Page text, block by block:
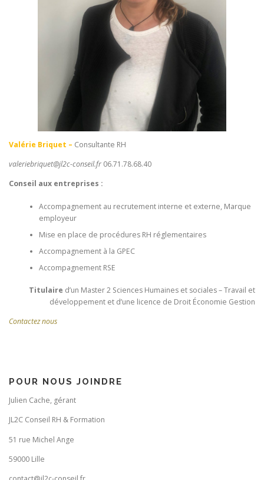
Valérie Briquet – Consultante RH
valeriebriquet@jl2c-conseil.fr 06.71.78.68.40
Conseil aux entreprises :
Accompagnement au recrutement interne et externe, Marque
employeur
Mise en place de procédures RH réglementaires
Accompagnement à la GPEC
Accompagnement RSE
Titulaire d’un Master 2 Sciences Humaines et sociales – Travail et
développement et d’une licence de Droit Économie Gestion
Contactez nous
POUR NOUS JOINDRE
Julien Cache, gérant
JL2C Conseil RH & Formation
51 rue Michel Ange
59000 Lille